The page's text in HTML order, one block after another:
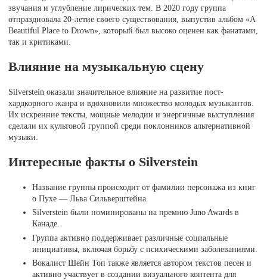
звучания и углубление лирических тем. В 2020 году группа
отпраздновала 20-летие своего существования, выпустив альбом «A
Beautiful Place to Drown», который был высоко оценен как фанатами,
так и критиками.
Влияние на музыкальную сцену
Silverstein оказали значительное влияние на развитие пост-
хардкорного жанра и вдохновили множество молодых музыкантов.
Их искренние тексты, мощные мелодии и энергичные выступления
сделали их культовой группой среди поклонников альтернативной
музыки.
Интересные факты о Silverstein
Название группы происходит от фамилии персонажа из книг
о Пухе — Льва Сильверштейна.
Silverstein были номинированы на премию Juno Awards в
Канаде.
Группа активно поддерживает различные социальные
инициативы, включая борьбу с психическими заболеваниями.
Вокалист Шейн Топ также является автором текстов песен и
активно участвует в создании визуального контента для